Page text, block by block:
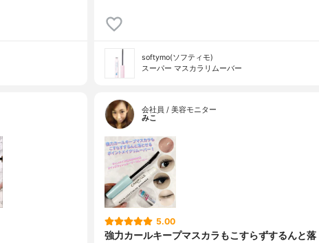
softymo(ソフティモ)
スーパー マスカラリムーバー
会社員 / 美容モニター
みこ
5.00
強力カールキープマスカラもこすらずするんと落